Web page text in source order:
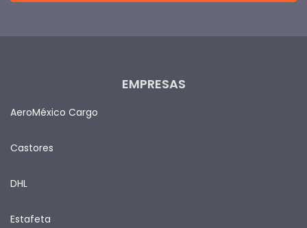
EMPRESAS
AeroMéxico Cargo
Castores
DHL
Estafeta